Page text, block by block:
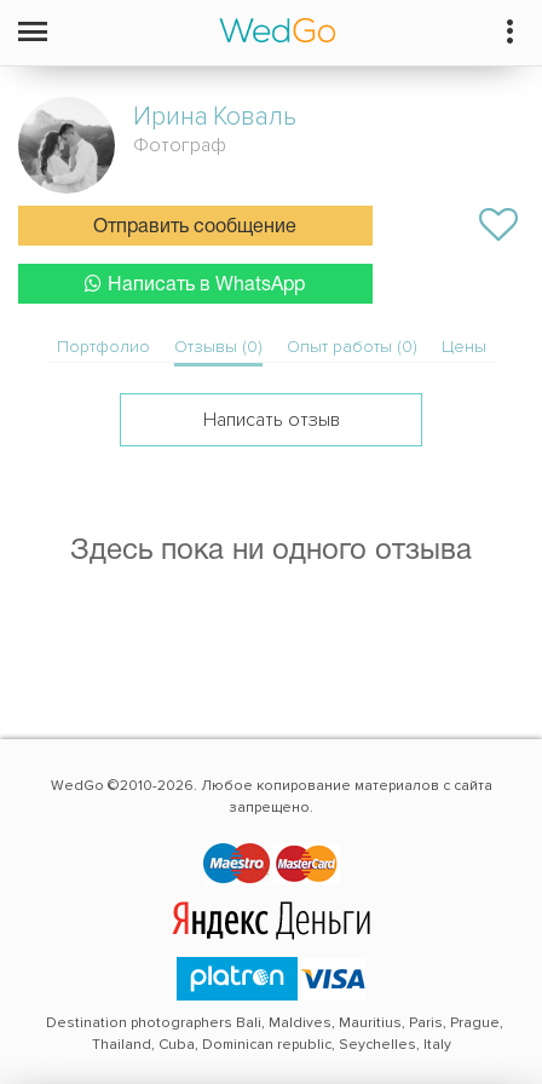
Ирина Коваль
Фотограф
Отправить сообщение
Написать в WhatsApp
Портфолио Отзывы (0) Опыт работы (0) Цены
Написать отзыв
Здесь пока ни одного отзыва
WedGo ©2010-2026. Любое копирование материалов с сайта
запрещено.
Destination photographers Bali, Maldives, Mauritius, Paris, Prague,
Thailand, Cuba, Dominican republic, Seychelles, Italy